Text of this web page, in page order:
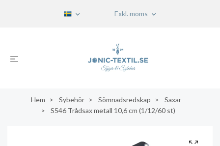
Exkl. moms
Hem Sybehör Sömnadsredskap
Saxar
S546 Trådsax metall 10,6 cm (1/12/60 st)